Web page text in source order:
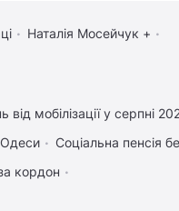
Наталія Мосейчук +
мобілізації у серпні
Соціальна пенсія
кордон